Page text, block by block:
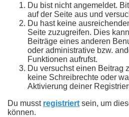
Du bist nicht angemeldet.
auf der Seite aus und
Du hast keine
Seite zuzugreifen. Dies
Beiträge eines anderen
oder administrative bzw.
Funktionen aufrufst.
Du versuchst einen Beitrag
keine Schreibrechte oder
Aktivierung deiner
Du musst registriert sein, um
können.